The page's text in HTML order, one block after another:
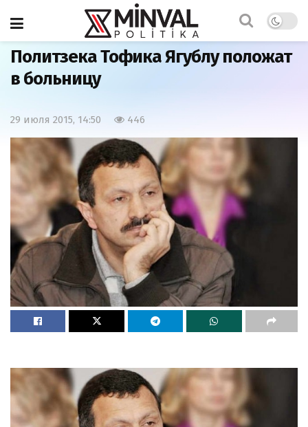
Главная Азербайджан
Политзека Тофика Ягублу положат
в больницу
29 июля 2015, 14:50 446